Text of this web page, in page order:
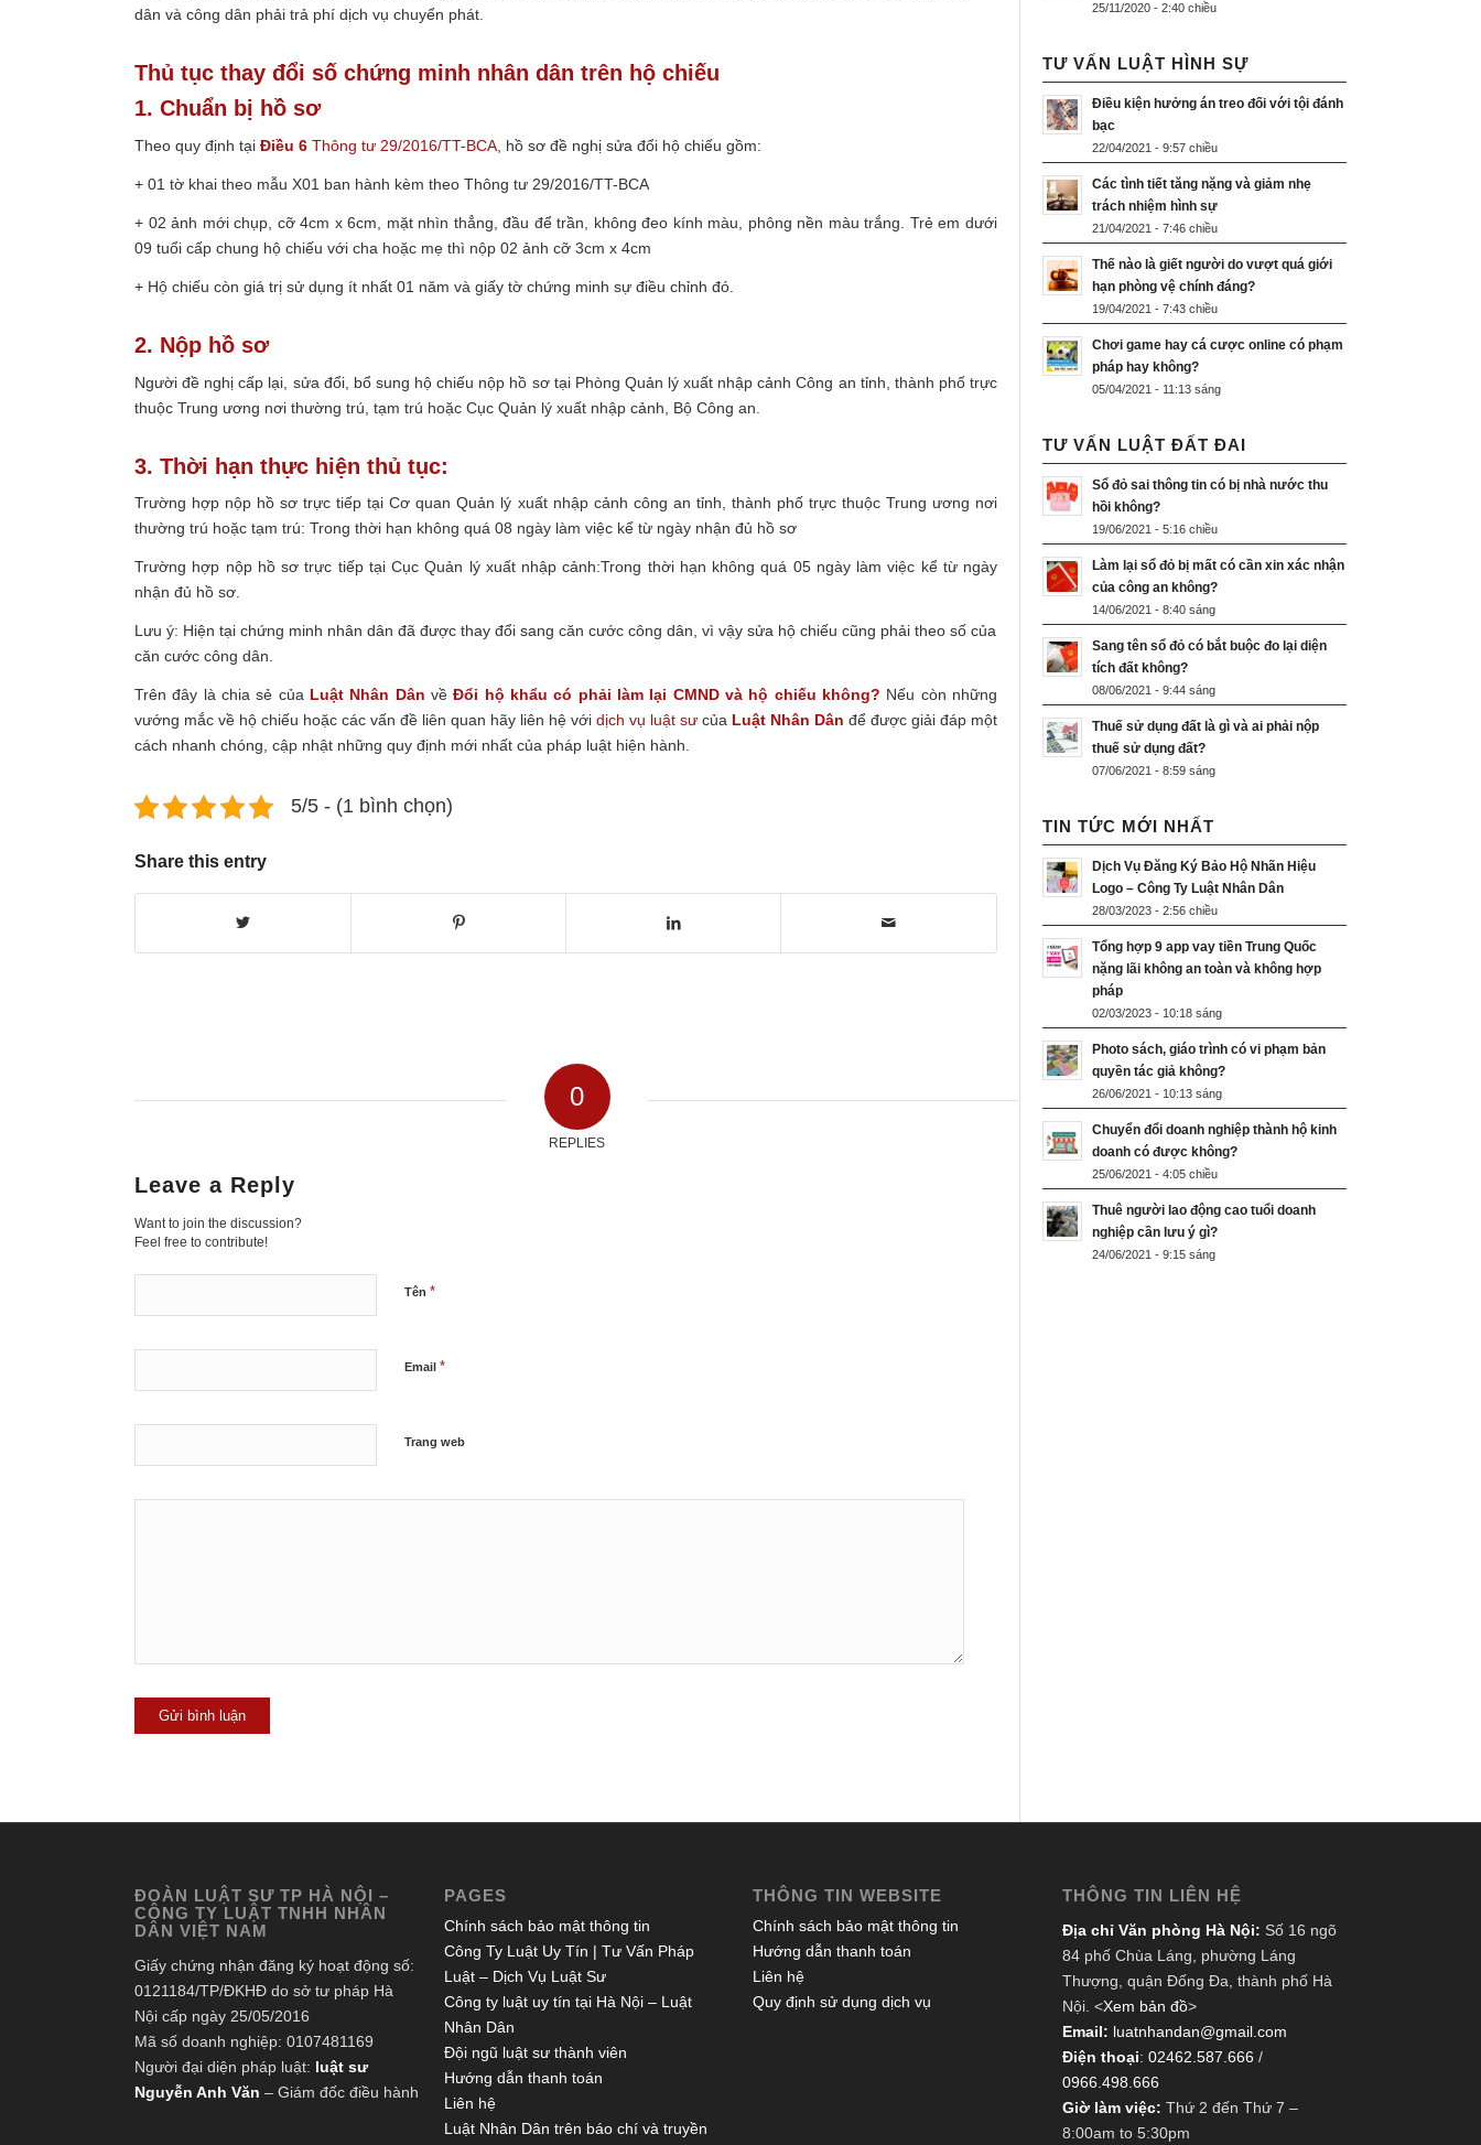
dân và công dân phải trả phí dịch vụ chuyển phát.
Thủ tục thay đổi số chứng minh nhân dân trên hộ chiếu
1. Chuẩn bị hồ sơ
Theo quy định tại Điều 6 Thông tư 29/2016/TT-BCA , hồ sơ đề nghị sửa đổi hộ chiếu gồm:
+ 01 tờ khai theo mẫu X01 ban hành kèm theo Thông tư 29/2016/TT-BCA
+ 02 ảnh mới chụp, cỡ 4cm x 6cm, mặt nhìn thẳng, đầu để trần, không đeo kính màu, phông nền màu trắng. Trẻ em dưới
09 tuổi cấp chung hộ chiếu với cha hoặc mẹ thì nộp 02 ảnh cỡ 3cm x 4cm
+ Hộ chiếu còn giá trị sử dụng ít nhất 01 năm và giấy tờ chứng minh sự điều chỉnh đó.
2. Nộp hồ sơ
Người đề nghị cấp lại, sửa đổi, bổ sung hộ chiếu nộp hồ sơ tại Phòng Quản lý xuất nhập cảnh Công an tỉnh, thành phố trực
thuộc Trung ương nơi thường trú, tạm trú hoặc Cục Quản lý xuất nhập cảnh, Bộ Công an.
3. Thời hạn thực hiện thủ tục:
Trường hợp nộp hồ sơ trực tiếp tại Cơ quan Quản lý xuất nhập cảnh công an tỉnh, thành phố trực thuộc Trung ương nơi
thường trú hoặc tạm trú: Trong thời hạn không quá 08 ngày làm việc kể từ ngày nhận đủ hồ sơ
Trường hợp nộp hồ sơ trực tiếp tại Cục Quản lý xuất nhập cảnh:Trong thời hạn không quá 05 ngày làm việc kể từ ngày
nhận đủ hồ sơ.
Lưu ý: Hiện tại chứng minh nhân dân đã được thay đổi sang căn cước công dân, vì vậy sửa hộ chiếu cũng phải theo số của
căn cước công dân.
Trên đây là chia sẻ của Luật Nhân Dân vềĐổi hộ khẩu có phải làm lại CMND và hộ chiếu không? Nếu còn những
vướng mắc về hộ chiếu hoặc các vấn đề liên quan hãy liên hệ với dịch vụ luật sư của Luật Nhân Dân để được giải đáp một
cách nhanh chóng, cập nhật những quy định mới nhất của pháp luật hiện hành.
5/5 - (1 bình chọn)
Share this entry
0
REPLIES
Leave a Reply
Want to join the discussion?
Feel free to contribute!
Tên *
Email *
Trang web
25/11/2020 - 2:40 chiều
TƯ VẤN LUẬT HÌNH SỰ
Điều kiện hưởng án treo đối với tội đánh
bạc
22/04/2021 - 9:57 chiều
Các tình tiết tăng nặng và giảm nhẹ
trách nhiệm hình sự
21/04/2021 - 7:46 chiều
Thế nào là giết người do vượt quá giới
hạn phòng vệ chính đáng?
19/04/2021 - 7:43 chiều
Chơi game hay cá cược online có phạm
pháp hay không?
05/04/2021 - 11:13 sáng
TƯ VẤN LUẬT ĐẤT ĐAI
Sổ đỏ sai thông tin có bị nhà nước thu
hồi không?
19/06/2021 - 5:16 chiều
Làm lại sổ đỏ bị mất có cần xin xác nhận
của công an không?
14/06/2021 - 8:40 sáng
Sang tên sổ đỏ có bắt buộc đo lại diện
tích đất không?
08/06/2021 - 9:44 sáng
Thuế sử dụng đất là gì và ai phải nộp
thuế sử dụng đất?
07/06/2021 - 8:59 sáng
TIN TỨC MỚI NHẤT
Dịch Vụ Đăng Ký Bảo Hộ Nhãn Hiệu
Logo – Công Ty Luật Nhân Dân
28/03/2023 - 2:56 chiều
Tổng hợp 9 app vay tiền Trung Quốc
nặng lãi không an toàn và không hợp
pháp
02/03/2023 - 10:18 sáng
Photo sách, giáo trình có vi phạm bản
quyền tác giả không?
26/06/2021 - 10:13 sáng
Chuyển đổi doanh nghiệp thành hộ kinh
doanh có được không?
25/06/2021 - 4:05 chiều
Thuê người lao động cao tuổi doanh
nghiệp cần lưu ý gì?
24/06/2021 - 9:15 sáng
ĐOÀN LUẬT SƯ TP HÀ NỘI –
CÔNG TY LUẬT TNHH NHÂN
DÂN VIỆT NAM
Giấy chứng nhận đăng ký hoạt động số:
0121184/TP/ĐKHĐ do sở tư pháp Hà
Nội cấp ngày 25/05/2016
Mã số doanh nghiệp: 0107481169
Người đại diện pháp luật: luật sư
Nguyễn Anh Văn – Giám đốc điều hành
PAGES
Chính sách bảo mật thông tin
Công Ty Luật Uy Tín | Tư Vấn Pháp
Luật – Dịch Vụ Luật Sư
Công ty luật uy tín tại Hà Nội – Luật
Nhân Dân
Đội ngũ luật sư thành viên
Hướng dẫn thanh toán
Liên hệ
Luật Nhân Dân trên báo chí và truyền
THÔNG TIN WEBSITE
Chính sách bảo mật thông tin
Hướng dẫn thanh toán
Liên hệ
Quy định sử dụng dịch vụ
THÔNG TIN LIÊN HỆ
Địa chỉ Văn phòng Hà Nội: Số 16 ngõ
84 phố Chùa Láng, phường Láng
Thượng, quận Đống Đa, thành phố Hà
Nội. <Xem bản đồ>
Email: luatnhandan@gmail.com
Điện thoại: 02462.587.666 /
0966.498.666
Giờ làm việc: Thứ 2 đến Thứ 7 –
8:00am to 5:30pm